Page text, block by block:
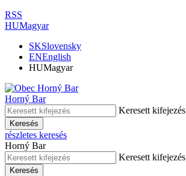
RSS
HUMagyar
SKSlovensky
ENEnglish
HUMagyar
Horný Bar
Keresett kifejezés
Keresés
részletes keresés
Horný Bar
Keresett kifejezés
Keresés